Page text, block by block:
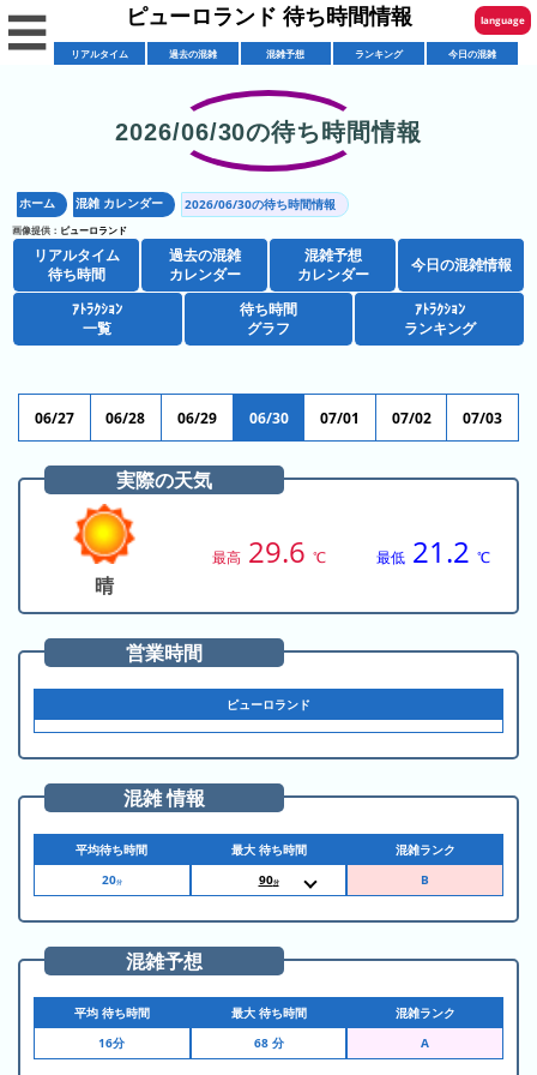
ア
ル
タ
イ
時
間
混
雑
カ
ー
混
カ
レ
ン
ダ
ト
ラ
ン
一
覧
ョ
ッ
プ
一
ア
ト
ラ
ン
一
覧
人
ン
グ
日
の
グ
昨
日
の
ラ
ン
今
月
ラ
English
ภาษาไทย
日本語
☰ ピューロランド 待ち時間情報 language
リアルタイム 過去の混雑 混雑予想 ランキング 今日の混雑
2026/06/30の待ち時間情報
ホーム 混雑 カレンダー 2026/06/30の待ち時間情報
画像提供： ピューロランド
リアルタイム
待ち時間
過去の混雑
カレンダー
混雑予想
カレンダー
今日の混雑情報
ｱﾄﾗｸｼｮﾝ
一覧
待ち時間
グラフ
ｱﾄﾗｸｼｮﾝ
ランキング
06/27 06/28 06/29 06/30 07/01 07/02 07/03
実際の天気
晴
最高 29.6 ℃ 最低 21.2 ℃
営業時間
ピューロランド
混雑 情報
平均待ち時間
20分
最大 待ち時間
90分
10:20キャラクターボー
混雑ランク
混雑予想
平均 待ち時間
16分
最大 待ち時間
68 分
混雑ランク